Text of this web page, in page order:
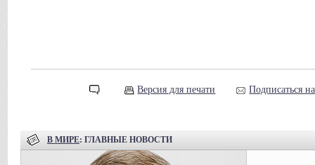
Версия для печати Подписаться
В МИРЕ: ГЛАВНЫЕ НОВОСТИ